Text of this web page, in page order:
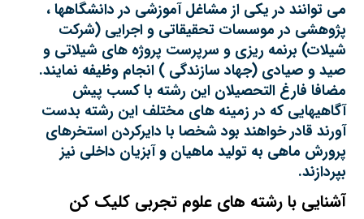
می توانند در یکی از مشاغل آموزشی در دانشگاهها ،
پژوهشی در موسسات تحقیقاتی و اجرایی (شرکت
شیلات) برنمه ریزی و سرپرست پروژه های شیلاتی و
صید و صیادی (جهاد سازندگی ) انجام وظیفه نمایند.
مضافا فارغ التحصیلان این رشته با کسب پیش
آگاهیهایی که در زمینه های مختلف این رشته بدست
آورند قادر خواهند بود شخصا با دایرکردن استخرهای
پرورش ماهی به تولید ماهیان و آبزیان داخلی نیز
بپردازند.
آشنایی با رشته های علوم تجربی کلیک کن